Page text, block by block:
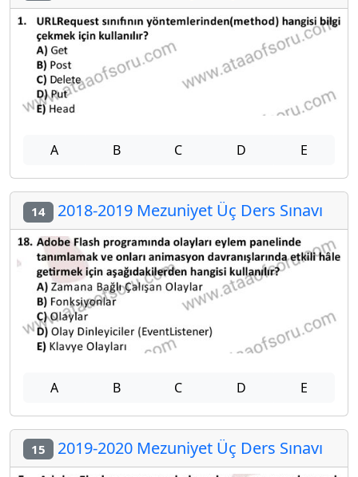
A B C D E
14 2018-2019 Mezuniyet Üç Ders Sınavı
A B C D E
15 2019-2020 Mezuniyet Üç Ders Sınavı